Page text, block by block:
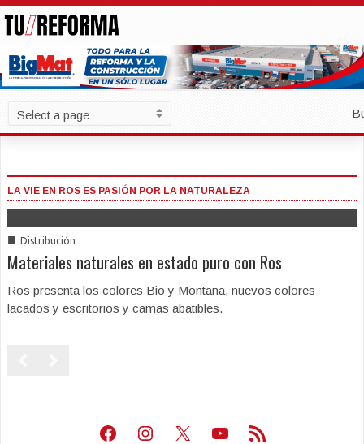
LA VIE EN ROS ES PASIÓN POR LA NATURALEZA
■ Distribución
Materiales naturales en estado puro con Ros
Ros presenta los colores Bio y Montana, nuevos colores
lacados y escritorios y camas abatibles.
Facebook
Instagram
X Youtube
Feed RSS